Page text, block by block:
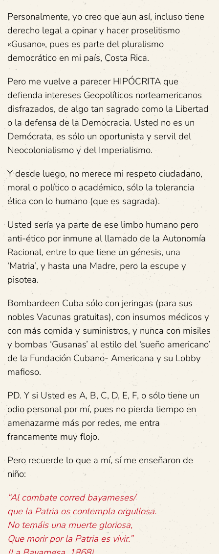
Personalmente, yo creo que aun así, incluso tiene
derecho legal a opinar y hacer proselitismo
«Gusano», pues es parte del pluralismo
democrático en mi país, Costa Rica.
Pero me vuelve a parecer HIPÓCRITA que
defienda intereses Geopolíticos norteamericanos
disfrazados, de algo tan sagrado como la Libertad
o la defensa de la Democracia. Usted no es un
Demócrata, es sólo un oportunista y servil del
Neocolonialismo y del Imperialismo.
Y desde luego, no merece mi respeto ciudadano,
moral o político o académico, sólo la tolerancia
ética con lo humano (que es sagrada).
Usted sería ya parte de ese limbo humano pero
anti-ético por inmune al llamado de la Autonomía
Racional, entre lo que tiene un génesis, una
‘Matria’, y hasta una Madre, pero la escupe y
pisotea.
Bombardeen Cuba sólo con jeringas (para sus
nobles Vacunas gratuitas), con insumos médicos y
con más comida y suministros, y nunca con misiles
y bombas ‘Gusanas’ al estilo del ‘sueño americano’
de la Fundación Cubano- Americana y su Lobby
mafioso.
PD. Y si Usted es A, B, C, D, E, F, o sólo tiene un
odio personal por mí, pues no pierda tiempo en
amenazarme más por redes, me entra
francamente muy flojo.
Pero recuerde lo que a mí, sí me enseñaron de
niño:
“Al combate corred bayameses/
que la Patria os contempla orgullosa.
No temáis una muerte gloriosa,
Que morir por la Patria es vivir.”